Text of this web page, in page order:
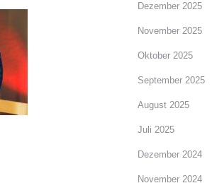
Dezember 2025
November 2025
Oktober 2025
September 2025
August 2025
Juli 2025
Dezember 2024
November 2024